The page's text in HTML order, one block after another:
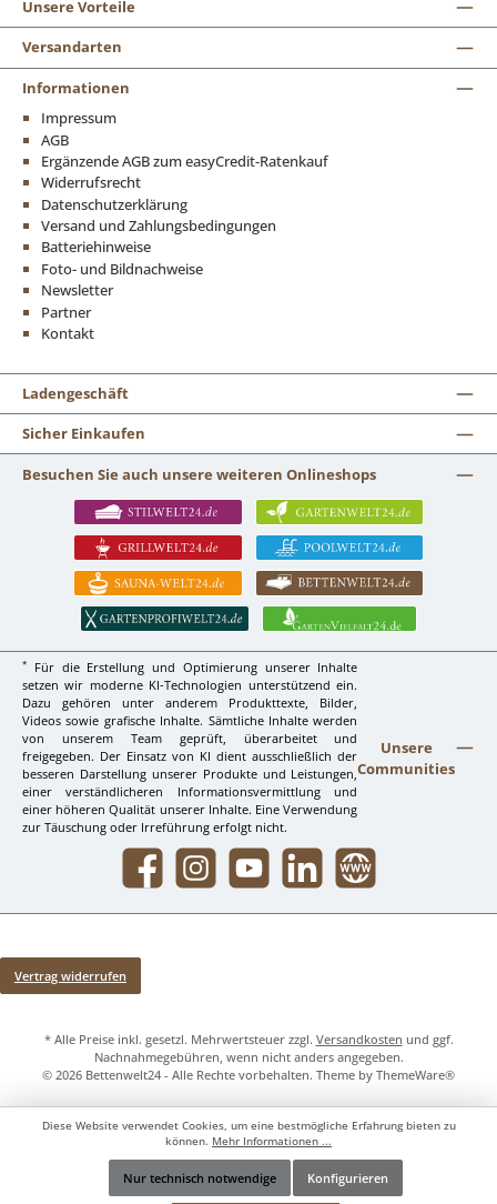
Unsere Vorteile
Versandarten
Informationen
Impressum
AGB
Ergänzende AGB zum easyCredit-Ratenkauf
Widerrufsrecht
Datenschutzerklärung
Versand und Zahlungsbedingungen
Batteriehinweise
Foto- und Bildnachweise
Newsletter
Partner
Kontakt
Ladengeschäft
Sicher Einkaufen
Besuchen Sie auch unsere weiteren Onlineshops
*
Für die Erstellung und Optimierung unserer Inhalte
setzen wir moderne KI-Technologien unterstützend ein.
Dazu gehören unter anderem Produkttexte, Bilder,
Videos sowie grafische Inhalte. Sämtliche Inhalte werden
von unserem Team geprüft, überarbeitet und
freigegeben. Der Einsatz von KI dient ausschließlich der
besseren Darstellung unserer Produkte und Leistungen,
einer verständlicheren Informationsvermittlung und
einer höheren Qualität unserer Inhalte. Eine Verwendung
zur Täuschung oder Irreführung erfolgt nicht.
Unsere
Communities
Facebook InstagramYouTube LinkedIn Website
Vertrag widerrufen
* Alle Preise inkl. gesetzl. Mehrwertsteuer zzgl. Versandkosten und ggf.
Nachnahmegebühren, wenn nicht anders angegeben.
© 2026 Bettenwelt24 - Alle Rechte vorbehalten. Theme by ThemeWare®
Diese Website verwendet Cookies, um eine bestmögliche Erfahrung bieten zu
können. Mehr Informationen ...
Nur technisch notwendige Konfigurieren